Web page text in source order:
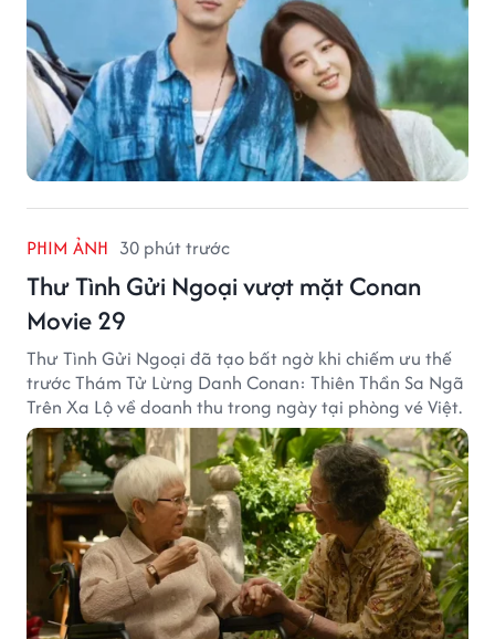
PHIM ẢNH 30 phút trước
Thư Tình Gửi Ngoại vượt mặt Conan
Movie 29
Thư Tình Gửi Ngoại đã tạo bất ngờ khi chiếm ưu thế
trước Thám Tử Lừng Danh Conan: Thiên Thần Sa Ngã
Trên Xa Lộ về doanh thu trong ngày tại phòng vé Việt.